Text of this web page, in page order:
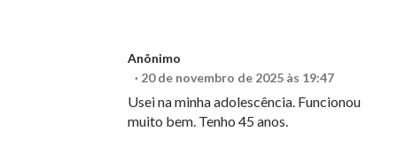
Anônimo
20 de novembro de 2025 às 19:47
Usei na minha adolescência. Funcionou
muito bem. Tenho 45 anos.